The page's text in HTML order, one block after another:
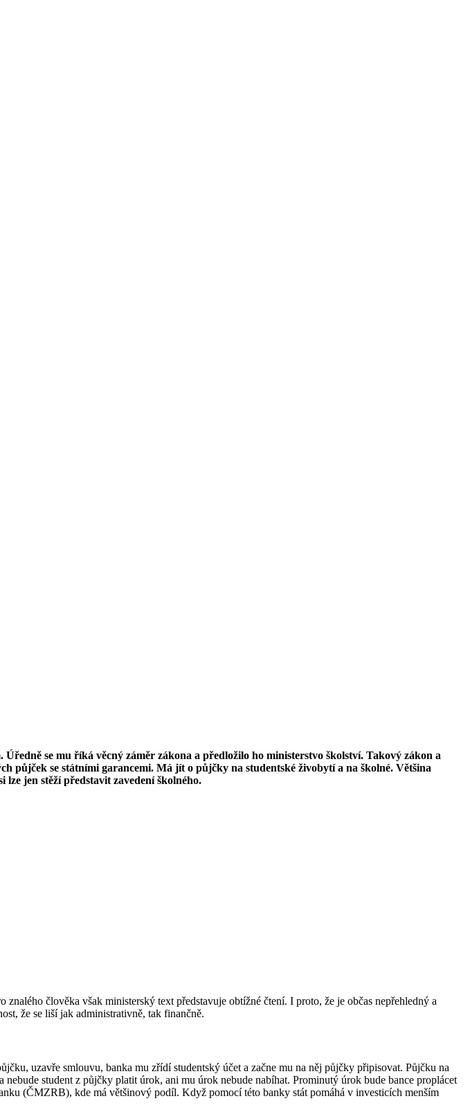
se mu říká věcný záměr zákona a předložilo ho ministerstvo školství. Takový zákon a
půjček se státními garancemi. Má jít o půjčky na studentské živobytí a na školné. Většina
jen stěží představit zavedení školného.
člověka však ministerský text představuje obtížné čtení. I proto, že je občas nepřehledný a
že se liší jak administrativně, tak finančně.
uzavře smlouvu, banka mu zřídí studentský účet a začne mu na něj půjčky připisovat. Půjčku na
student z půjčky platit úrok, ani mu úrok nebude nabíhat. Prominutý úrok bude bance proplácet
(ČMZRB), kde má většinový podíl. Když pomocí této banky stát pomáhá v investicích menším